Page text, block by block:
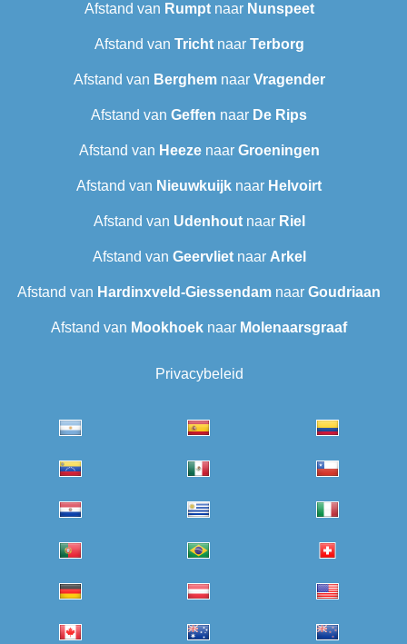
Afstand van Rumptnaar Nunspeet
Afstand van Trichtnaar Terborg
Afstand van Berghemnaar Vragender
Afstand van Geffen naar De Rips
Afstand van Heezenaar Groeningen
Afstand van Nieuwkuijk naar Helvoirt
Afstand van Udenhoutnaar Riel
Afstand van Geervlietnaar Arkel
Afstand van Hardinxveld-Giessendam naar Goudriaan
Afstand van Mookhoek naar Molenaarsgraaf
Privacybeleid